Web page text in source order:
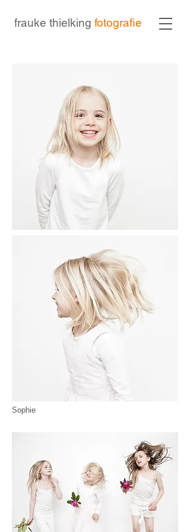
frauke thielking fotografie
Sophie